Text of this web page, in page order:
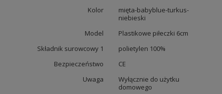
Kolor
mięta-babyblue-turkus-
niebieski
Model
Plastikowe piłeczki 6cm
Składnik surowcowy 1
polietylen 100%
Bezpieczeństwo
CE
Uwaga
Wyłącznie do użytku
domowego